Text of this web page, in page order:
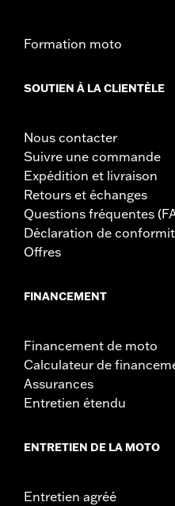
faible
avec un
démarrage.
blessures
Formation moto
SOUTIEN À LA CLIENTÈLE
Nous contacter
Suivre une commande
Expédition et livraison
Retours et échanges
Questions fréquentes
Déclaration de
Offres
FINANCEMENT
Financement de moto
Calculateur de
Assurances
Entretien étendu
ENTRETIEN DE LA MOTO
Entretien agréé